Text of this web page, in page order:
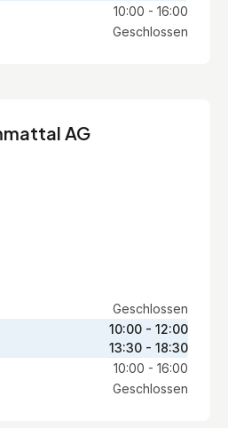
10:00 - 16:00
Geschlossen
AG
Geschlossen
10:00 - 12:00
13:30 - 18:30
10:00 - 16:00
Geschlossen